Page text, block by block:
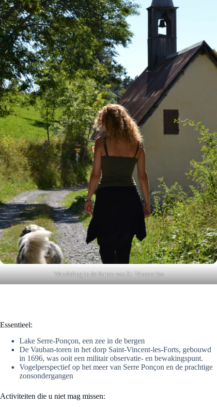
Wandeling in de forten van St. Vincent les
Essentieel:
Lake Serre-Ponçon, een zee in de bergen
De Vauban-toren in het dorp Saint-Vincent-les-Forts, gebouwd
in 1696, was ooit een militair observatie- en bewakingspunt.
Vogelperspectief op het meer van Serre Ponçon en de prachtige
zonsondergangen
Activiteiten die u niet mag missen: